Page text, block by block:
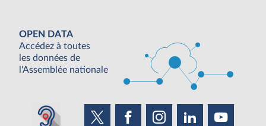
OPEN DATA
Accédez à toutes
les données de
l'Assemblée nationale